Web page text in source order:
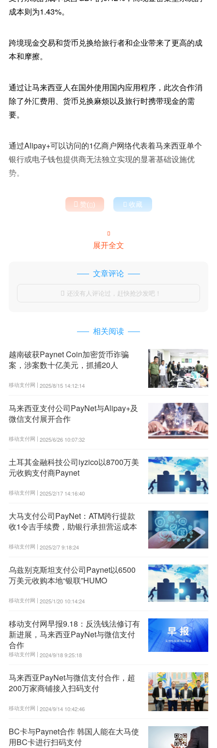
成本则为1.43%。
跨境现金交易和货币兑换给旅行者和企业带来了更高的成
本和摩擦。
通过让马来西亚人在国外使用国内应用程序，此次合作消
除了外汇费用、货币兑换麻烦以及旅行时携带现金的需
要。
通过Alipay+可以访问的1亿商户网络代表着马来西亚单个
银行或电子钱包提供商无法独立实现的显著基础设施优
势。
 赞()  收藏

展开全文
文章评论
 还没有人评论过，赶快抢沙发吧！
相关阅读
越南破获Paynet Coin加密货币诈骗
案，涉案数十亿美元，抓捕20人
移动支付网 | 2025/8/15 14:12:14
马来西亚支付公司PayNet与Alipay+及
微信支付展开合作
移动支付网 | 2025/6/26 10:07:32
土耳其金融科技公司iyzico以8700万美
元收购支付商Paynet
移动支付网 | 2025/2/17 14:16:40
大马支付公司PayNet：ATM跨行提款
收1令吉手续费，助银行承担营运成本
移动支付网 | 2025/2/7 9:18:24
乌兹别克斯坦支付公司Paynet以6500
万美元收购本地“银联”HUMO
移动支付网 | 2025/1/20 10:14:24
移动支付网早报9.18：反洗钱法修订有
新进展，马来西亚PayNet与微信支付
合作
移动支付网 | 2024/9/18 9:25:18
马来西亚PayNet与微信支付合作，超
200万家商铺接入扫码支付
移动支付网 | 2024/9/14 10:42:46
BC卡与Paynet合作 韩国人能在大马使
用BC卡进行扫码支付